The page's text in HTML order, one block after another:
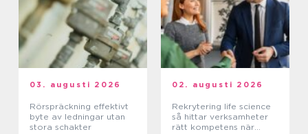
03. augusti 2026
Rörspräckning effektivt
byte av ledningar utan
stora schakter
02. augusti 2026
Rekrytering life science
så hittar verksamheter
rätt kompetens när